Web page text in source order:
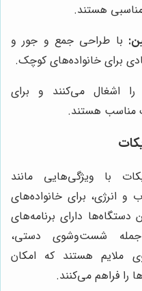
مناسبی هستند.
با طراحی جمع و جور و
برای خانواده‌های کوچک.
اشغال می‌کنند و برای
مناسب هستند.
با ویژگی‌هایی مانند
برای خانواده‌های
دارای برنامه‌های
شست‌وشوی دستی،
هستند که امکان
را فراهم می‌کنند.